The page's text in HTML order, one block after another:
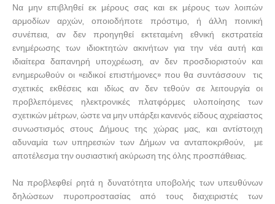
Να μην επιβληθεί εκ μέρους σας και εκ μέρους των λοιπών
αρμοδίων αρχών, οποιοδήποτε πρόστιμο, ή άλλη ποινική
συνέπεια, αν δεν προηγηθεί εκτεταμένη εθνική εκστρατεία
ενημέρωσης των ιδιοκτητών ακινήτων για την νέα αυτή και
ιδιαίτερα δαπανηρή υποχρέωση, αν δεν προσδιοριστούν και
ενημερωθούν οι «ειδικοί επιστήμονες» που θα συντάσσουν τις
σχετικές εκθέσεις και ιδίως αν δεν τεθούν σε λειτουργία οι
προβλεπόμενες ηλεκτρονικές πλατφόρμες υλοποίησης των
σχετικών μέτρων, ώστε να μην υπάρξει κανενός είδους αχρείαστος
συνωστισμός στους Δήμους της χώρας μας, και αντίστοιχη
αδυναμία των υπηρεσιών των Δήμων να ανταποκριθούν, με
αποτέλεσμα την ουσιαστική ακύρωση της όλης προσπάθειας.
Να προβλεφθεί ρητά η δυνατότητα υποβολής των υπευθύνων
δηλώσεων πυροπροστασίας από τους διαχειριστές των